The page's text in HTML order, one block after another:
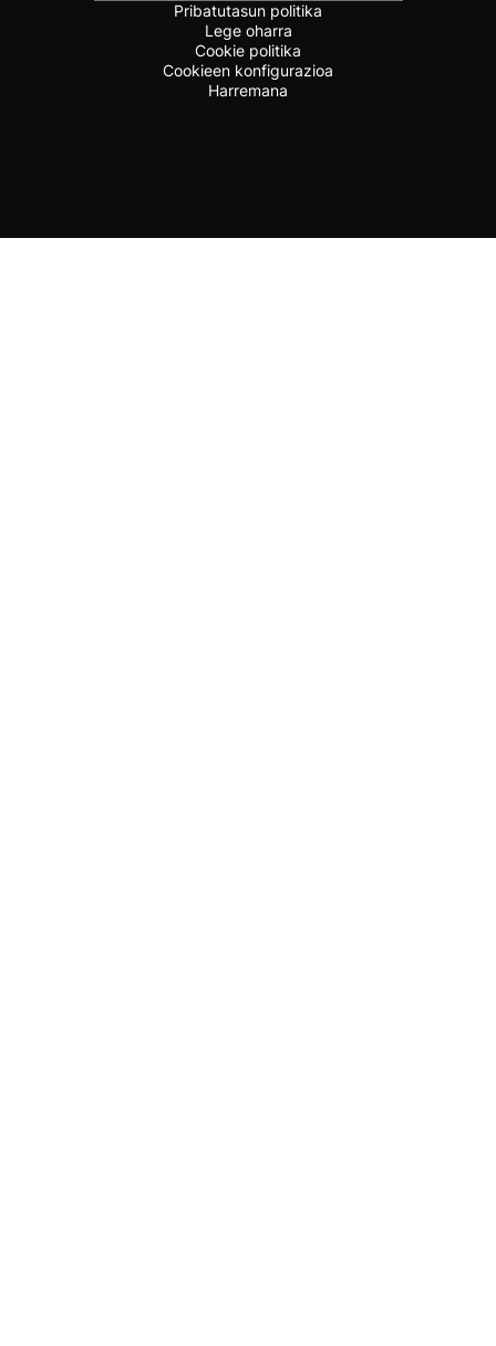
Pribatutasun politika
Lege oharra
Cookie politika
Cookieen konfigurazioa
Harremana